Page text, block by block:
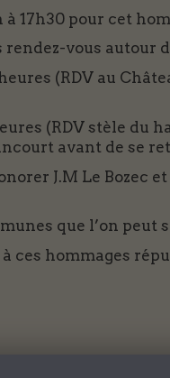
17h30 pour cet
vous autour
(RDV au
(RDV stèle du
avant de se
J.M Le Bozec
que l’on peut
ces hommages